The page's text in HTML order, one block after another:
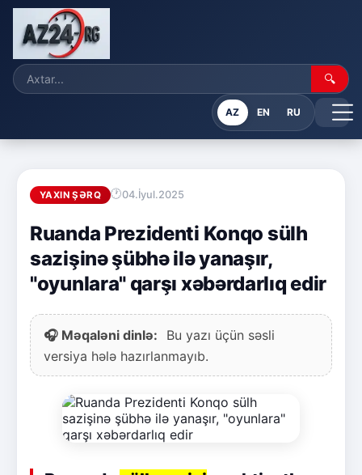
🔍
AZ EN RU
YAXIN ŞƏRQ 04.İyul.2025
Ruanda Prezidenti Konqo sülh
sazişinə şübhə ilə yanaşır,
"oyunlara" qarşı xəbərdarlıq edir
🎧 Məqaləni dinlə:
Bu yazı üçün səsli
versiya hələ hazırlanmayıb.